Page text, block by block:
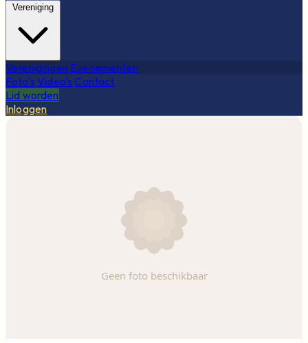
Vereniging
Verenigingen Evenementen
Foto's Video's Contact
Lid worden
Inloggen